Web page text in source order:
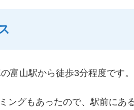
富山駅から徒歩3分程度です。
ングもあったので、駅前にあ